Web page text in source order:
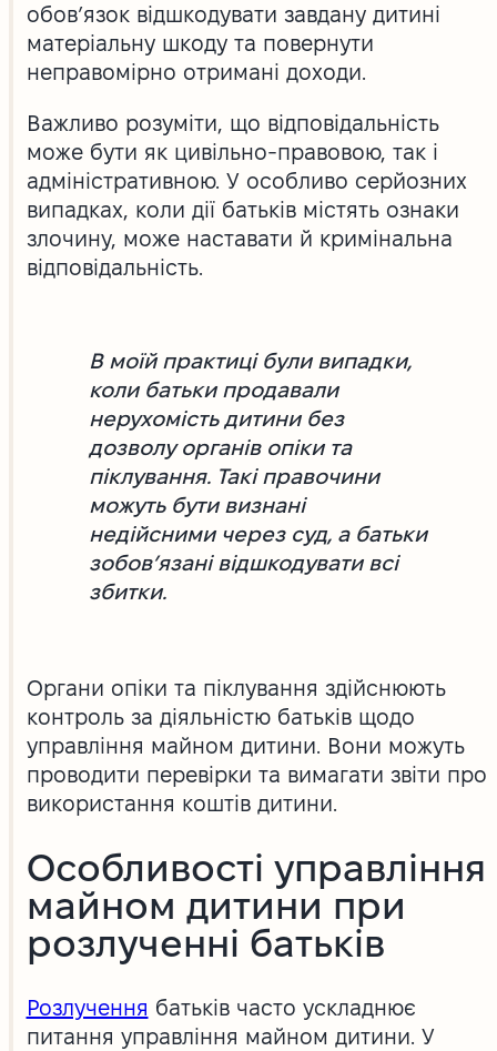
обов’язок відшкодувати завдану дитині
матеріальну шкоду та повернути
неправомірно отримані доходи.
Важливо розуміти, що відповідальність
може бути як цивільно-правовою, так і
адміністративною. У особливо серйозних
випадках, коли дії батьків містять ознаки
злочину, може наставати й кримінальна
відповідальність.
В моїй практиці були випадки,
коли батьки продавали
нерухомість дитини без
дозволу органів опіки та
піклування. Такі правочини
можуть бути визнані
недійсними через суд, а батьки
зобов’язані відшкодувати всі
збитки.
Органи опіки та піклування здійснюють
контроль за діяльністю батьків щодо
управління майном дитини. Вони можуть
проводити перевірки та вимагати звіти про
використання коштів дитини.
Особливості управління
майном дитини при
розлученні батьків
Розлучення батьків часто ускладнює
питання управління майном дитини. У